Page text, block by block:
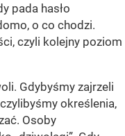
pada hasło
o co chodzi.
czyli kolejny poziom
Gdybyśmy zajrzeli
określenia,
Osoby